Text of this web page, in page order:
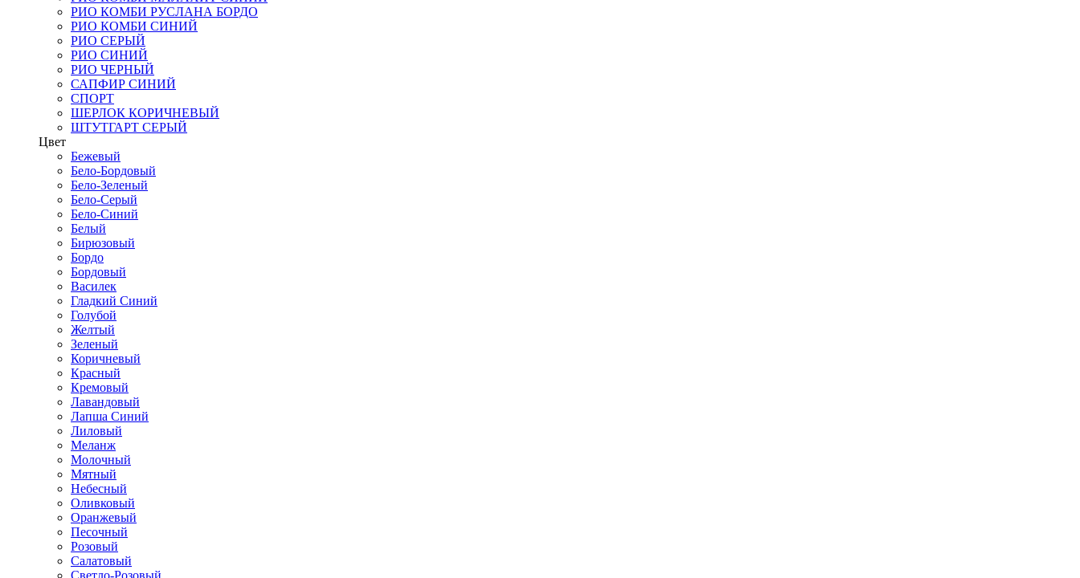
РИО КОМБИ РУСЛАНА БОРДО
РИО КОМБИ СИНИЙ
РИО СЕРЫЙ
РИО СИНИЙ
РИО ЧЕРНЫЙ
САПФИР СИНИЙ
СПОРТ
ШЕРЛОК КОРИЧНЕВЫЙ
ШТУТГАРТ СЕРЫЙ
Цвет
Бежевый
Бело-Бордовый
Бело-Зеленый
Бело-Серый
Бело-Синий
Белый
Бирюзовый
Бордо
Бордовый
Василек
Гладкий Синий
Голубой
Желтый
Зеленый
Коричневый
Красный
Кремовый
Лавандовый
Лапша Синий
Лиловый
Меланж
Молочный
Мятный
Небесный
Оливковый
Оранжевый
Песочный
Розовый
Салатовый
Светло-Розовый